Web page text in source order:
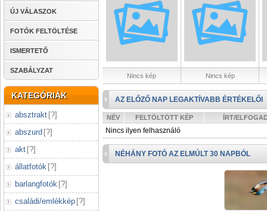
ÚJ VÁLASZOK
FOTÓK FELTÖLTÉSE
ISMERTETŐ
SZABÁLYZAT
KATEGÓRIÁK
absztrakt [?]
abszurd [?]
akt [?]
állatfotók [?]
barlangfotók [?]
családi/emlékkép [?]
Nincs kép Nincs kép
AZ ELŐZŐ NAP LEGAKTÍVABB ÉRTÉKELŐI
NÉV FELTÖLTÖTT KÉP ÍRT/
Nincs ilyen felhasználó
NÉHÁNY FOTÓ AZ ELMÚLT 30 NAPBÓL